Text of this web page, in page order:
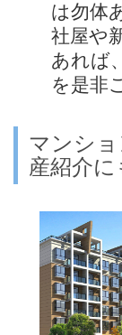
は勿体
社屋や
あれば
を是非
マンシ
産紹介に